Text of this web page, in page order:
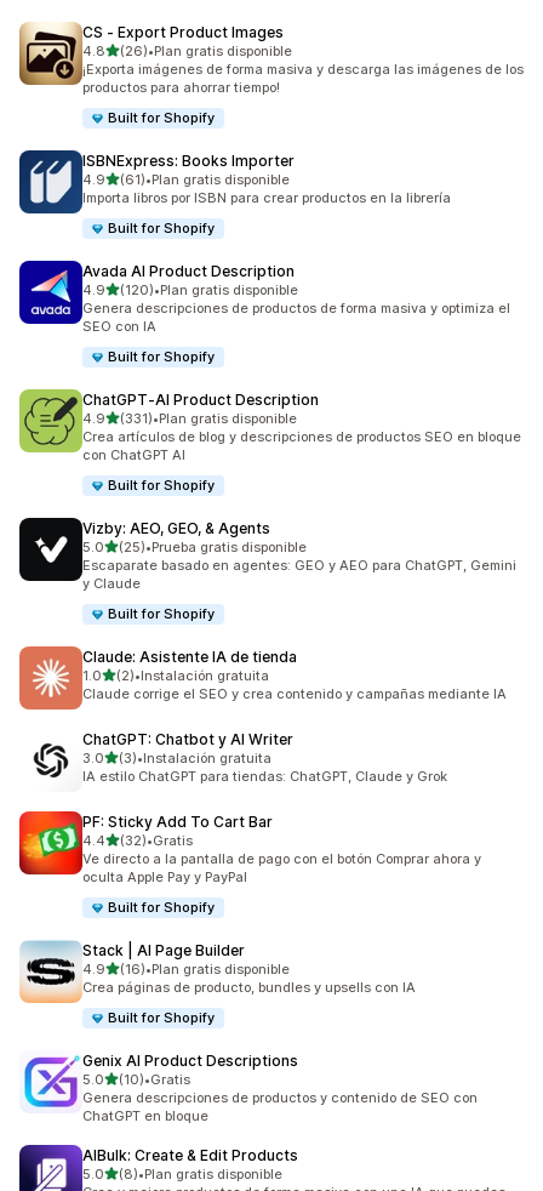
CS ‑ Export Product Images
4.8de 5 estrellas
(26)
26 reseñas en total
•Plan gratis disponible
¡Exporta imágenes de forma masiva y descarga las imágenes de los
productos para ahorrar tiempo!
Built for Shopify
ISBNExpress: Books Importer
4.9de 5 estrellas
(61)
61 reseñas en total
•Plan gratis disponible
Importa libros por ISBN para crear productos en la librería
Built for Shopify
Avada AI Product Description
4.9de 5 estrellas
(120)
120 reseñas en total
•Plan gratis disponible
Genera descripciones de productos de forma masiva y optimiza el
SEO con IA
Built for Shopify
ChatGPT‑AI Product Description
4.9de 5 estrellas
(331)
331 reseñas en total
•Plan gratis disponible
Crea artículos de blog y descripciones de productos SEO en bloque
con ChatGPT AI
Built for Shopify
Vizby: AEO, GEO, & Agents
5.0de 5 estrellas
(25)
25 reseñas en total
•Prueba gratis disponible
Escaparate basado en agentes: GEO y AEO para ChatGPT, Gemini
y Claude
Built for Shopify
Claude: Asistente IA de tienda
1.0de 5 estrellas
(2)
2 reseñas en total
•Instalación gratuita
Claude corrige el SEO y crea contenido y campañas mediante IA
ChatGPT: Chatbot y AI Writer
3.0de 5 estrellas
(3)
3 reseñas en total
•Instalación gratuita
IA estilo ChatGPT para tiendas: ChatGPT, Claude y Grok
PF: Sticky Add To Cart Bar
4.4de 5 estrellas
(32)
32 reseñas en total
•Gratis
Ve directo a la pantalla de pago con el botón Comprar ahora y
oculta Apple Pay y PayPal
Built for Shopify
Stack | AI Page Builder
4.9de 5 estrellas
(16)
16 reseñas en total
•Plan gratis disponible
Crea páginas de producto, bundles y upsells con IA
Built for Shopify
Genix AI Product Descriptions
5.0de 5 estrellas
(10)
10 reseñas en total
•Gratis
Genera descripciones de productos y contenido de SEO con
ChatGPT en bloque
AIBulk: Create & Edit Products
5.0de 5 estrellas
(8)
8 reseñas en total
•Plan gratis disponible